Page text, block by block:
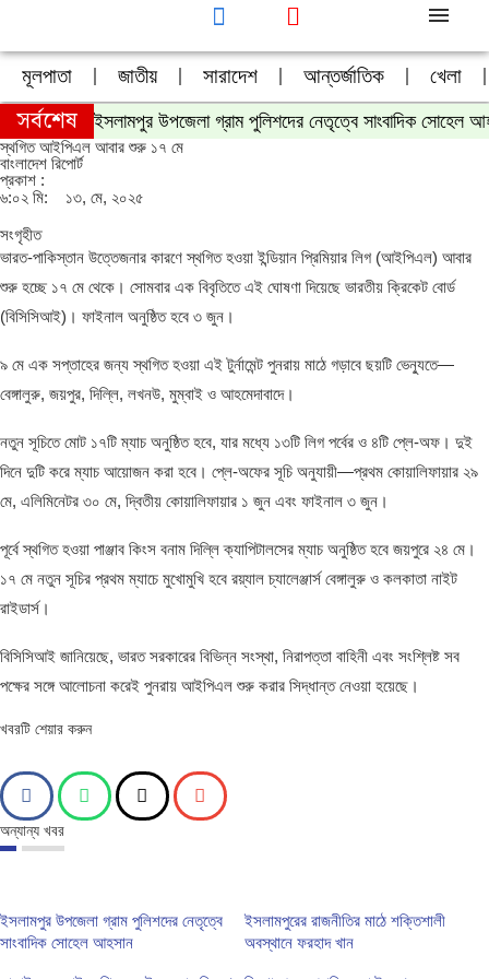
মূলপাতা জাতীয় সারাদেশ আন্তর্জাতিক খেলা
সর্বশেষ ইসলামপুর উপজেলা গ্রাম পুলিশদের নেতৃত্বে সাংবাদিক সোহেল
স্থগিত আইপিএল আবার শুরু ১৭ মে
বাংলাদেশ রিপোর্ট
প্রকাশ :
৬:০২ মি:
১৩, মে, ২০২৫
সংগৃহীত
ভারত-পাকিস্তান উত্তেজনার কারণে স্থগিত হওয়া ইন্ডিয়ান প্রিমিয়ার লিগ (আইপিএল) আবার
শুরু হচ্ছে ১৭ মে থেকে। সোমবার এক বিবৃতিতে এই ঘোষণা দিয়েছে ভারতীয় ক্রিকেট বোর্ড
(বিসিসিআই)। ফাইনাল অনুষ্ঠিত হবে ৩ জুন।
৯ মে এক সপ্তাহের জন্য স্থগিত হওয়া এই টুর্নামেন্ট পুনরায় মাঠে গড়াবে ছয়টি ভেন্যুতে—
বেঙ্গালুরু, জয়পুর, দিল্লি, লখনউ, মুম্বাই ও আহমেদাবাদে।
নতুন সূচিতে মোট ১৭টি ম্যাচ অনুষ্ঠিত হবে, যার মধ্যে ১৩টি লিগ পর্বের ও ৪টি প্লে-অফ। দুই
দিনে দুটি করে ম্যাচ আয়োজন করা হবে। প্লে-অফের সূচি অনুযায়ী—প্রথম কোয়ালিফায়ার ২৯
মে, এলিমিনেটর ৩০ মে, দ্বিতীয় কোয়ালিফায়ার ১ জুন এবং ফাইনাল ৩ জুন।
পূর্বে স্থগিত হওয়া পাঞ্জাব কিংস বনাম দিল্লি ক্যাপিটালসের ম্যাচ অনুষ্ঠিত হবে জয়পুরে ২৪ মে।
১৭ মে নতুন সূচির প্রথম ম্যাচে মুখোমুখি হবে রয়্যাল চ্যালেঞ্জার্স বেঙ্গালুরু ও কলকাতা নাইট
রাইডার্স।
বিসিসিআই জানিয়েছে, ভারত সরকারের বিভিন্ন সংস্থা, নিরাপত্তা বাহিনী এবং সংশ্লিষ্ট সব
পক্ষের সঙ্গে আলোচনা করেই পুনরায় আইপিএল শুরু করার সিদ্ধান্ত নেওয়া হয়েছে।
খবরটি শেয়ার করুন
অন্যান্য খবর
ইসলামপুর উপজেলা গ্রাম পুলিশদের নেতৃত্বে
সাংবাদিক সোহেল আহসান
ইসলামপুরের রাজনীতির মাঠে শক্তিশালী
অবস্থানে ফরহাদ খান